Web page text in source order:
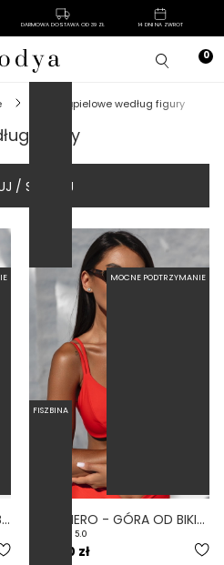
DARMOWA DOSTAWA OD 39 ZŁ 14 DNI NA ZWROT
stroje kąpielowe według figury
figury
/ SORTUJ
BESO CHOCO - GÓRA OD BIKINI Z FISZBINAMI BRĄZOWY
MOCNE PODTRZYMANIE
BESO FIERO - GÓRA OD BIKINI Z FISZBINAMI CZERWONY
5.0
239,00 zł
FISZBINA